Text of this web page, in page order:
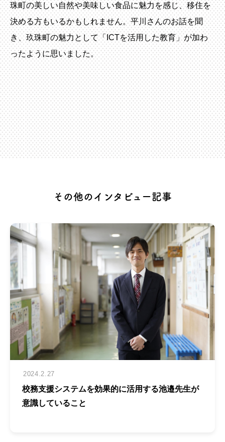
珠町の美しい自然や美味しい食品に魅力を感じ、移住を
決める方もいるかもしれません。平川さんのお話を聞
き、玖珠町の魅力として「ICTを活用した教育」が加わ
ったように思いました。
その他のインタビュー記事
2024.2.27
校務支援システムを効果的に活用する池邉先生が
意識していること